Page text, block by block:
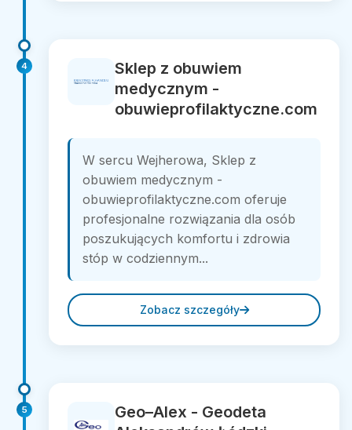
4
Sklep z obuwiem
medycznym -
obuwieprofilaktyczne.com
W sercu Wejherowa, Sklep z
obuwiem medycznym -
obuwieprofilaktyczne.com oferuje
profesjonalne rozwiązania dla osób
poszukujących komfortu i zdrowia
stóp w codziennym...
Zobacz szczegóły
5
Geo–Alex - Geodeta